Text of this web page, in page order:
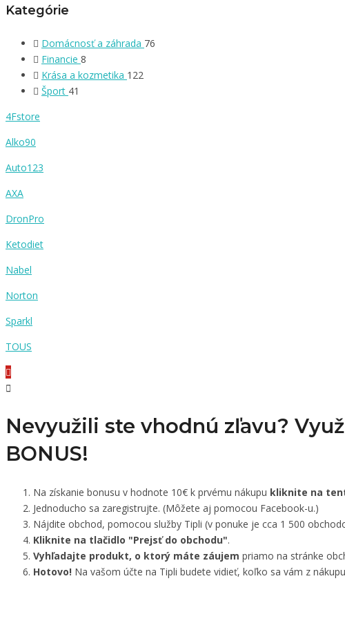
Kategórie
Domácnosť a záhrada 76
Financie 8
Krása a kozmetika 122
Šport 41
4Fstore
Alko90
Auto123
AXA
DronPro
Ketodiet
Nabel
Norton
Sparkl
TOUS
Nevyužili ste vhodnú zľavu?
BONUS!
Na získanie bonusu v hodnote 10€ k prvému nákupu kliknite na
Jednoducho sa zaregistrujte. (Môžete aj pomocou Facebook-u.)
Nájdite obchod, pomocou služby Tipli (v ponuke je cca 1 500
Kliknite na tlačidlo "Prejsť do obchodu".
Vyhľadajte produkt, o ktorý máte záujem priamo na stránke
Hotovo! Na vašom účte na Tipli budete vidieť, koľko sa vám z